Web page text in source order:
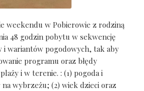
weekendu w Pobierowie z rodziną
48 godzin pobytu w sekwencję
wariantów pogodowych, tak aby
programu oraz błędy
i w terenie. : (1) pogoda i
wybrzeżu; (2) wiek dzieci oraz